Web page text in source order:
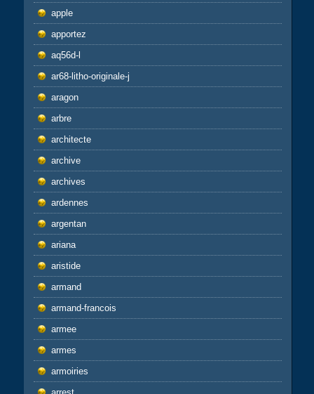
apple
apportez
aq56d-l
ar68-litho-originale-j
aragon
arbre
architecte
archive
archives
ardennes
argentan
ariana
aristide
armand
armand-francois
armee
armes
armoiries